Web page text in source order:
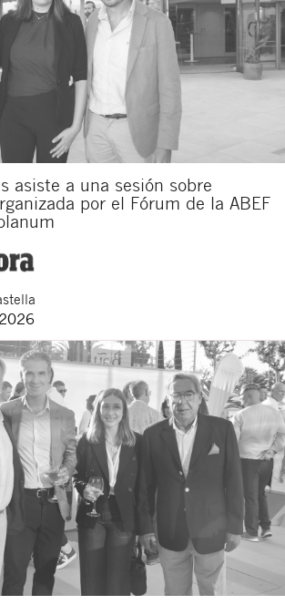
asiste a una sesión sobre
por el Fórum de la ABEF